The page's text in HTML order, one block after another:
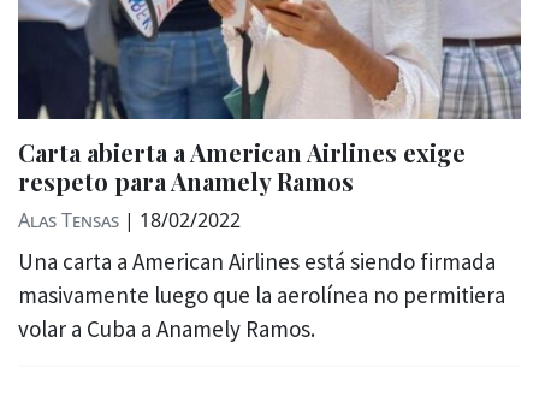
Carta abierta a American Airlines exige
respeto para Anamely Ramos
Alas Tensas | 18/02/2022
Una carta a American Airlines está siendo firmada
masivamente luego que la aerolínea no permitiera
volar a Cuba a Anamely Ramos.